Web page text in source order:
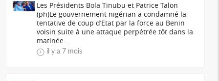
Les Présidents Bola Tinubu et Patrice Talon
(ph)Le gouvernement nigérian a condamné la
tentative de coup d’Etat par la force au Benin
voisin suite à une attaque perpétrée tôt dans la
matinée...
il y a 7 mois